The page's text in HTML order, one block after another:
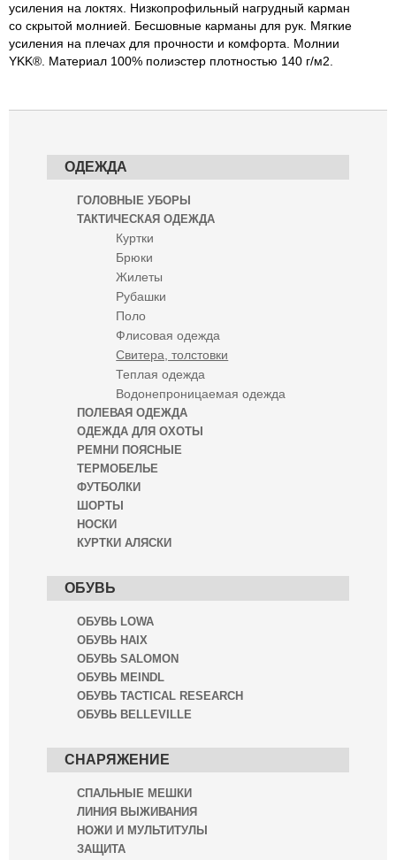
усиления на локтях. Низкопрофильный нагрудный карман
со скрытой молнией. Бесшовные карманы для рук. Мягкие
усиления на плечах для прочности и комфорта. Молнии
YKK®. Материал 100% полиэстер плотностью 140 г/м2.
ОДЕЖДА
ГОЛОВНЫЕ УБОРЫ
ТАКТИЧЕСКАЯ ОДЕЖДА
Куртки
Брюки
Жилеты
Рубашки
Поло
Флисовая одежда
Свитера, толстовки
Теплая одежда
Водонепроницаемая одежда
ПОЛЕВАЯ ОДЕЖДА
ОДЕЖДА ДЛЯ ОХОТЫ
РЕМНИ ПОЯСНЫЕ
ТЕРМОБЕЛЬЕ
ФУТБОЛКИ
ШОРТЫ
НОСКИ
КУРТКИ АЛЯСКИ
ОБУВЬ
ОБУВЬ LOWA
ОБУВЬ HAIX
ОБУВЬ SALOMON
ОБУВЬ MEINDL
ОБУВЬ TACTICAL RESEARCH
ОБУВЬ BELLEVILLE
СНАРЯЖЕНИЕ
СПАЛЬНЫЕ МЕШКИ
ЛИНИЯ ВЫЖИВАНИЯ
НОЖИ И МУЛЬТИТУЛЫ
ЗАЩИТА